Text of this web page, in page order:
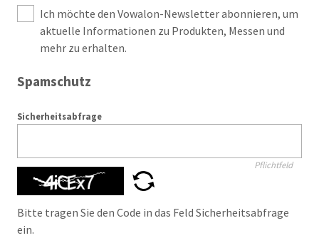
Ich möchte den Vowalon-Newsletter abonnieren, um
aktuelle Informationen zu Produkten, Messen und
mehr zu erhalten.
Spamschutz
Sicherheitsabfrage
Pflichtfeld
Bitte tragen Sie den Code in das Feld Sicherheitsabfrage
ein.